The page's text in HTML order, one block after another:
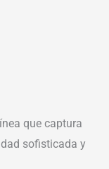
que captura
sofisticada y